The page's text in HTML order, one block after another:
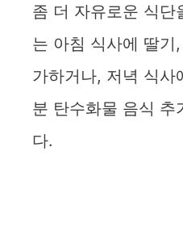
좀 더 자유로운 식단
는 아침 식사에 딸기
가하거나, 저녁 식사
분 탄수화물 음식 추
다.